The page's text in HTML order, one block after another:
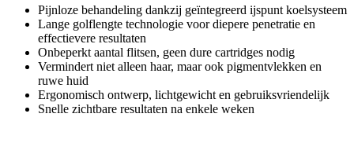
Pijnloze behandeling dankzij geïntegreerd ijspunt koelsysteem
Lange golflengte technologie voor diepere penetratie en
effectievere resultaten
Onbeperkt aantal flitsen, geen dure cartridges nodig
Vermindert niet alleen haar, maar ook pigmentvlekken en
ruwe huid
Ergonomisch ontwerp, lichtgewicht en gebruiksvriendelijk
Snelle zichtbare resultaten na enkele weken